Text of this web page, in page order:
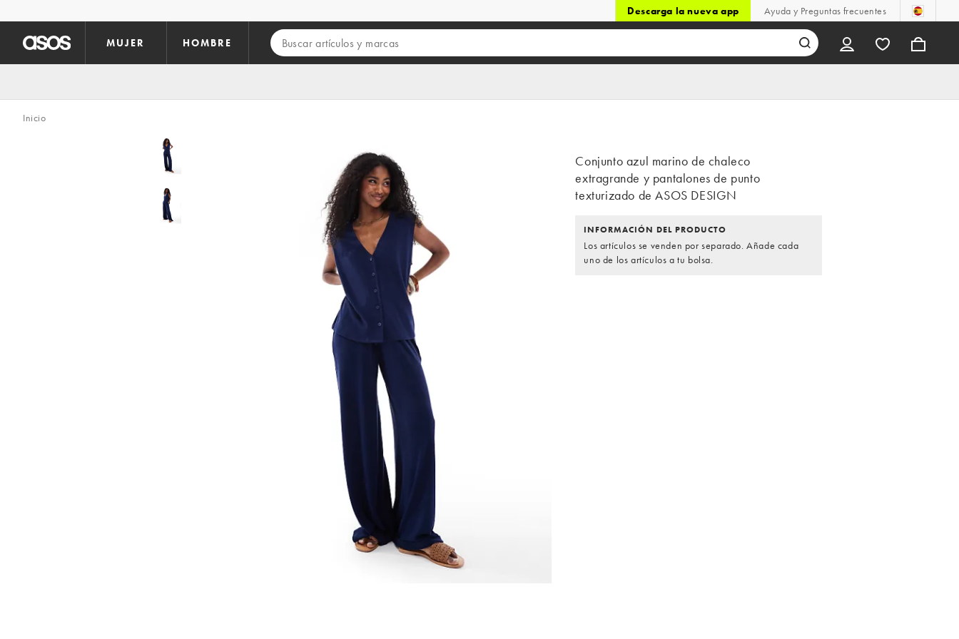
Descarga la nueva app Ayuda y Preguntas frecuentes
MUJER HOMBRE
Inicio
Conjunto azul marino de chaleco
extragrande y pantalones de punto
texturizado de ASOS DESIGN
INFORMACIÓN DEL PRODUCTO
Los artículos se venden por separado. Añade cada
uno de los artículos a tu bolsa.